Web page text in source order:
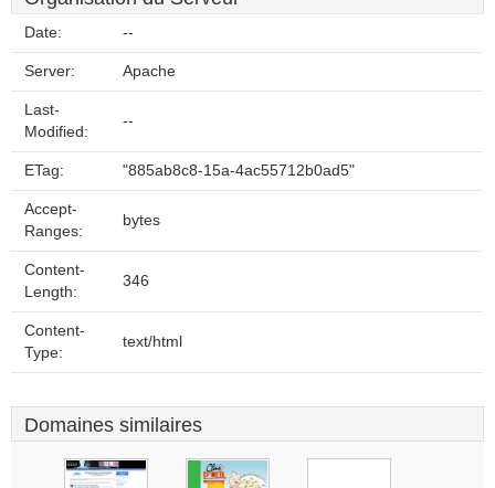
Date: --
Server: Apache
Last-
Modified:
--
ETag: "885ab8c8-15a-4ac55712b0ad5"
Accept-
Ranges:
bytes
Content-
Length:
346
Content-
Type:
text/html
Domaines similaires